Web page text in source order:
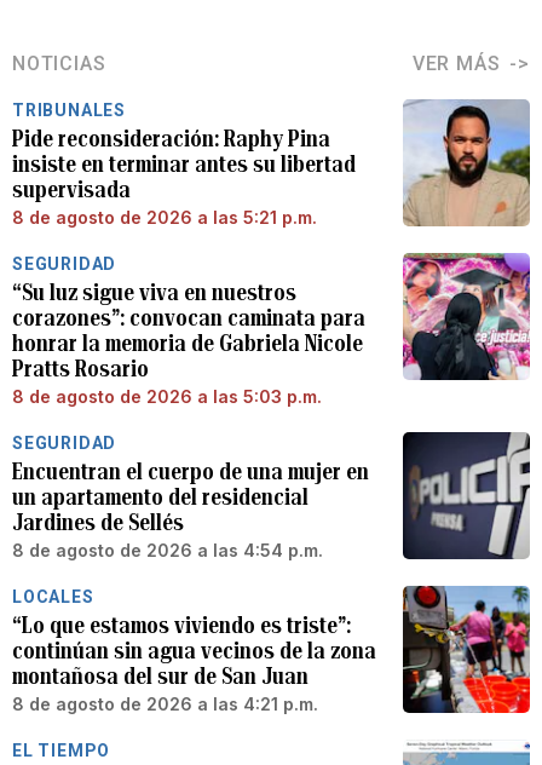
NOTICIAS VER MÁS
TRIBUNALES
Pide reconsideración: Raphy Pina
insiste en terminar antes su libertad
supervisada
8 de agosto de 2026 a las 5:21 p.m.
SEGURIDAD
“Su luz sigue viva en nuestros
corazones”: convocan caminata para
honrar la memoria de Gabriela Nicole
Pratts Rosario
8 de agosto de 2026 a las 5:03 p.m.
SEGURIDAD
Encuentran el cuerpo de una mujer en
un apartamento del residencial
Jardines de Sellés
8 de agosto de 2026 a las 4:54 p.m.
LOCALES
“Lo que estamos viviendo es triste”:
continúan sin agua vecinos de la zona
montañosa del sur de San Juan
8 de agosto de 2026 a las 4:21 p.m.
EL TIEMPO